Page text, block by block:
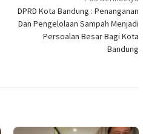
DPRD Kota Bandung : Penanganan
Dan Pengelolaan Sampah Menjadi
Persoalan Besar Bagi Kota
Bandung